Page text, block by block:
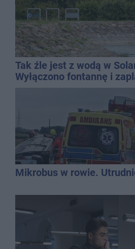
Tak źle jest z wodą w
Wyłączono fontannę i
dolewkę
Mikrobus w rowie.